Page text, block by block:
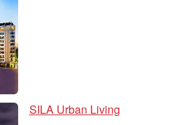
SILA Urban Living